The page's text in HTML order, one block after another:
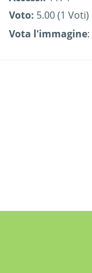
Voto: 5.00 (1 Voti)
Vota l'immagine: